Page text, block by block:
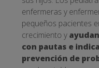
enfermeras y
pequeños pacientes
crecimiento y
con pautas e
prevención de